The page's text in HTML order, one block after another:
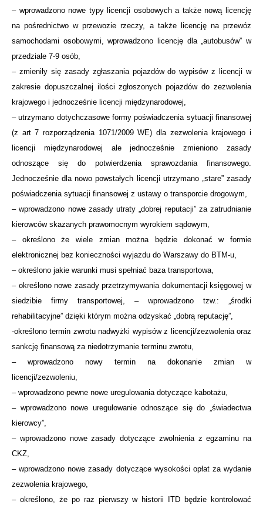
– wprowadzono nowe typy licencji osobowych a także nową licencję
na pośrednictwo w przewozie rzeczy, a także licencję na przewóz
samochodami osobowymi, wprowadzono licencję dla „autobusów” w
przedziale 7-9 osób,
– zmieniły się zasady zgłaszania pojazdów do wypisów z licencji w
zakresie dopuszczalnej ilości zgłoszonych pojazdów do zezwolenia
krajowego i jednocześnie licencji międzynarodowej,
– utrzymano dotychczasowe formy poświadczenia sytuacji finansowej
(z art 7 rozporządzenia 1071/2009 WE) dla zezwolenia krajowego i
licencji międzynarodowej ale jednocześnie zmieniono zasady
odnoszące się do potwierdzenia sprawozdania finansowego.
Jednocześnie dla nowo powstałych licencji utrzymano „stare” zasady
poświadczenia sytuacji finansowej z ustawy o transporcie drogowym,
– wprowadzono nowe zasady utraty „dobrej reputacji” za zatrudnianie
kierowców skazanych prawomocnym wyrokiem sądowym,
– określono że wiele zmian można będzie dokonać w formie
elektronicznej bez konieczności wyjazdu do Warszawy do BTM-u,
– określono jakie warunki musi spełniać baza transportowa,
– określono nowe zasady przetrzymywania dokumentacji księgowej w
siedzibie firmy transportowej, – wprowadzono tzw.: „środki
rehabilitacyjne” dzięki którym można odzyskać „dobrą reputację”,
-określono termin zwrotu nadwyżki wypisów z licencji/zezwolenia oraz
sankcję finansową za niedotrzymanie terminu zwrotu,
– wprowadzono nowy termin na dokonanie zmian w
licencji/zezwoleniu,
– wprowadzono pewne nowe uregulowania dotyczące kabotażu,
– wprowadzono nowe uregulowanie odnoszące się do „świadectwa
kierowcy”,
– wprowadzono nowe zasady dotyczące zwolnienia z egzaminu na
CKZ,
– wprowadzono nowe zasady dotyczące wysokości opłat za wydanie
zezwolenia krajowego,
– określono, że po raz pierwszy w historii ITD będzie kontrolować